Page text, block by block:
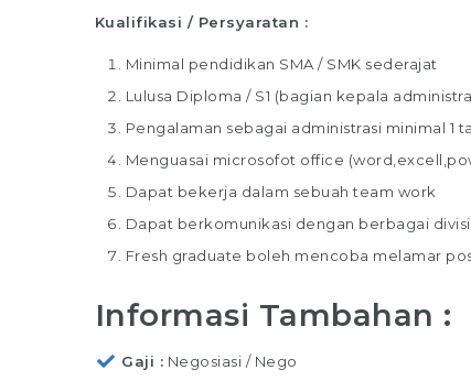
Kualifikasi / Persyaratan :
Minimal pendidikan SMA / SMK sederajat
Lulusa Diploma / S1 (bagian kepala
Pengalaman sebagai administrasi minimal 1
Menguasai microsofot office
Dapat bekerja dalam sebuah team work
Dapat berkomunikasi dengan berbagai divisi
Fresh graduate boleh mencoba melamar
Informasi Tambahan :
Gaji
Negosiasi / Nego
Staff Packaging
PT Gina Tama
Full Time
Makassar
Tugas / Tanggung Jawab :
operator gudang Melakukan
sesuai standar yang telah ditentukan,